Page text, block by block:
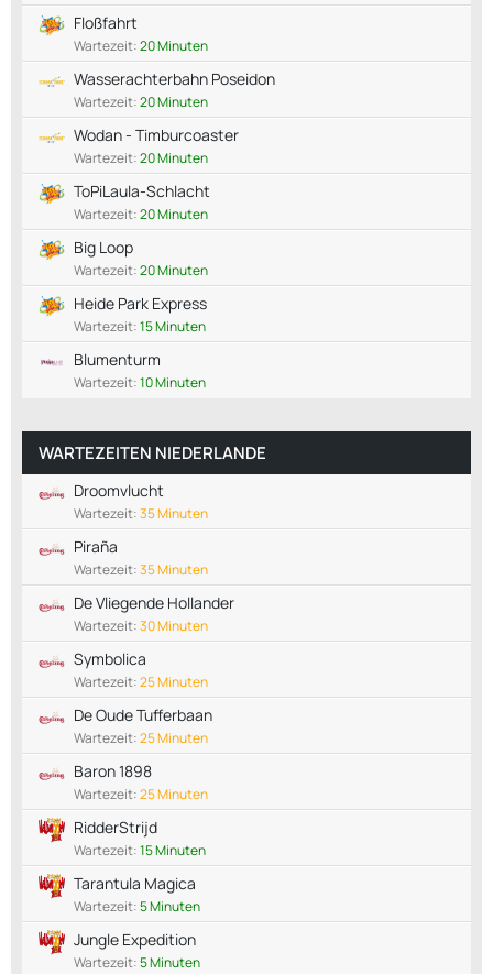
Floßfahrt
Wartezeit:20 Minuten
Wasserachterbahn Poseidon
Wartezeit:20 Minuten
Wodan - Timburcoaster
Wartezeit:20 Minuten
ToPiLaula-Schlacht
Wartezeit:20 Minuten
Big Loop
Wartezeit:20 Minuten
Heide Park Express
Wartezeit:15 Minuten
Blumenturm
Wartezeit:10 Minuten
WARTEZEITEN NIEDERLANDE
Droomvlucht
Wartezeit:35 Minuten
Piraña
Wartezeit:35 Minuten
De Vliegende Hollander
Wartezeit:30 Minuten
Symbolica
Wartezeit:25 Minuten
De Oude Tufferbaan
Wartezeit:25 Minuten
Baron 1898
Wartezeit:25 Minuten
RidderStrijd
Wartezeit:15 Minuten
Tarantula Magica
Wartezeit:5 Minuten
Jungle Expedition
Wartezeit:5 Minuten